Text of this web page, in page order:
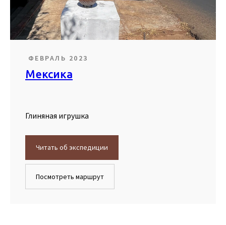
ФЕВРАЛЬ 2023
Мексика
Глиняная игрушка
Читать об экспедиции
Посмотреть маршрут